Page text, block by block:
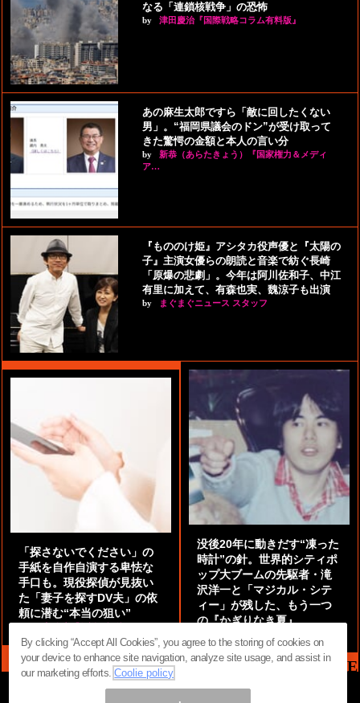
なる「連鎖核戦争」の恐怖
by 津田慶治『国際戦略コラム有料版』
あの麻生太郎ですら「敵に回したくない
男」。“福岡県議会のドン”が受け取って
きた驚愕の金額と本人の言い分
by
新恭（あらたきょう）『国家権力＆メディ
ア…
『もののけ姫』アシタカ役声優と『太陽の
子』主演女優らの朗読と音楽で紡ぐ長崎
「原爆の悲劇」。今年は阿川佐和子、中江
有里に加えて、有森也実、魏涼子も出演
by まぐまぐニュース スタッフ
「探さないでください」の
手紙を自作自演する卑怯な
手口も。現役探偵が見抜い
た「妻子を探すDV夫」の依
頼に潜む“本当の狙い”
没後20年に動きだす“凍った
時計”の針。世界的シティポ
ップ大ブームの先駆者・滝
沢洋一と「マジカル・シテ
ィー」が残した、もう一つ
の『かぎりなき夏』
MAG2 NEWS HEADLINE
By clicking “Accept All Cookies”, you agree to the storing of cookies on
your device to enhance site navigation, analyze site usage, and assist in
our marketing efforts.Coolie policy